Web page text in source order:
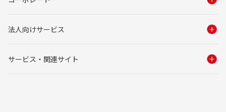
法人向けサービス
サービス・関連サイト